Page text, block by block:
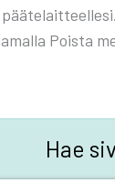
Pois­ta
Hae